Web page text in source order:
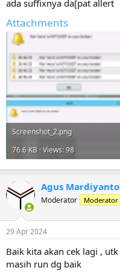
ada suffixnya da[pat allert
Attachments
Screenshot_2.png
76.6 KB · Views: 98
Agus Mardiyanto
Moderator Moderator
29 Apr 2024
Baik kita akan cek lagi ,
masih run dg baik